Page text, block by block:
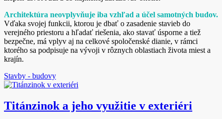
Architektúra neovplyvňuje iba vzhľad a účel samotných budov.
Vďaka svojej funkcii, ktorou je dbať o zasadenie stavieb do
verejného priestoru a hľadať riešenia, ako stavať úsporne a tiež
bezpečne, má vplyv aj na celkové spoločenské dianie, v rámci
ktorého sa podpisuje na vývoji v rôznych oblastiach života miest a
krajín.
Stavby - budovy
Titánzinok a jeho využitie v exteriéri